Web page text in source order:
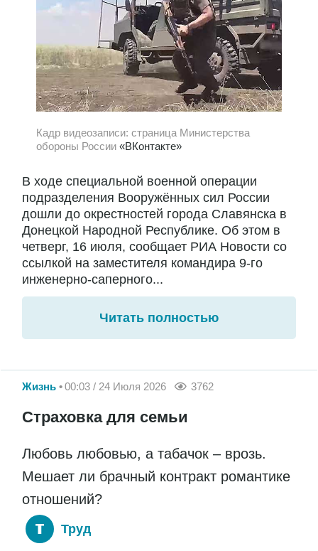
Кадр видеозаписи: страница Министерства
обороны России «ВКонтакте»
В ходе специальной военной операции
подразделения Вооружённых сил России
дошли до окрестностей города Славянска в
Донецкой Народной Республике. Об этом в
четверг, 16 июля, сообщает РИА Новости со
ссылкой на заместителя командира 9-го
инженерно-саперного...
Читать полностью
Жизнь 00:03 / 24 Июля 2026 3762
Страховка для семьи
Любовь любовью, а табачок – врозь.
Мешает ли брачный контракт романтике
отношений?
Труд